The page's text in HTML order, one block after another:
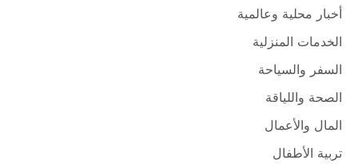
أخبار محلية وعالمية
الخدمات المنزلية
السفر والسياحة
الصحة واللياقة
المال والأعمال
تربية الأطفال